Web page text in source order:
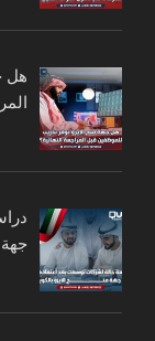
هل
جهة